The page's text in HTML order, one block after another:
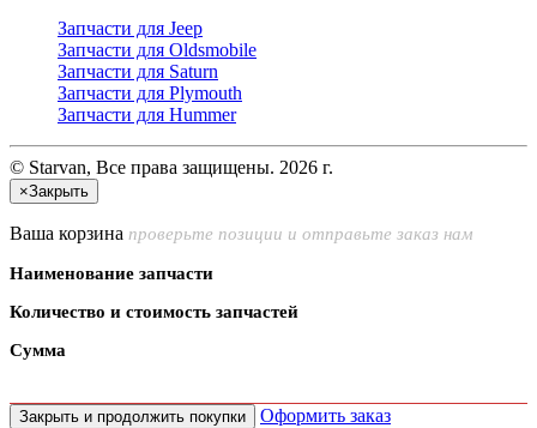
Запчасти для Jeep
Запчасти для Oldsmobile
Запчасти для Saturn
Запчасти для Plymouth
Запчасти для Hummer
© Starvan, Все права защищены. 2026 г.
×Закрыть
Ваша корзина проверьте позиции и отправьте заказ нам
Наименование запчасти
Количество и стоимость запчастей
Сумма
Закрыть и продолжить покупки Оформить заказ